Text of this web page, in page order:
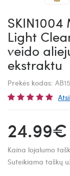
Light
veido
ekstraktu
Prekės kodas:
24.99€
Kaina lojalumo
Suteikiama taškų